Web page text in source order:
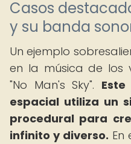
Casos
y su banda
Un ejemplo
en la música de los
"No Man's Sky".
espacial utiliza un
procedural para
infinito y diverso. En